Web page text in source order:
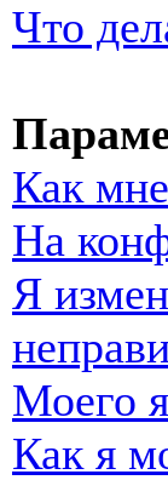
Что
Как
На
Я
Моего
Как я